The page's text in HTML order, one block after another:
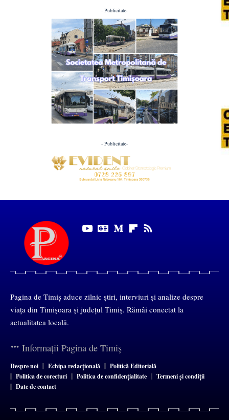
- Publicitate-
- Publicitate-
Pagina de Timiș aduce zilnic știri, interviuri și analize despre
viața din Timișoara și județul Timiș. Rămâi conectat la
actualitatea locală.
Informații Pagina de Timiș
Despre noi Echipa redacțională
Politică Editorială
Politica de corecturi
Politica de confidențialitate
Termeni și condiții
Date de contact